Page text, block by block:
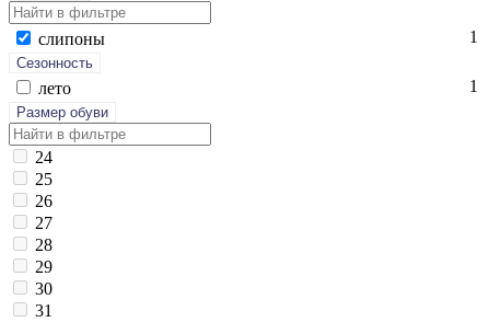
сли­поны 1
Сезонность
ле­то 1
Размер обуви
24
25
26
27
28
29
30
31